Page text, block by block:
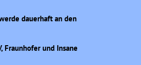
dauerhaft an den
Fraunhofer und Insane